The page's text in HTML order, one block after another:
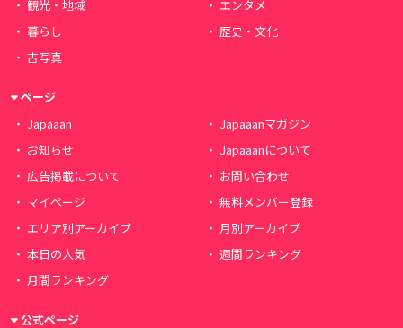
観光・地域
エンタメ
暮らし
歴史・文化
古写真
ページ
Japaaan
Japaaanマガジン
お知らせ
Japaaanについて
広告掲載について
お問い合わせ
マイページ
無料メンバー登録
エリア別アーカイブ
月別アーカイブ
本日の人気
週間ランキング
月間ランキング
公式ページ